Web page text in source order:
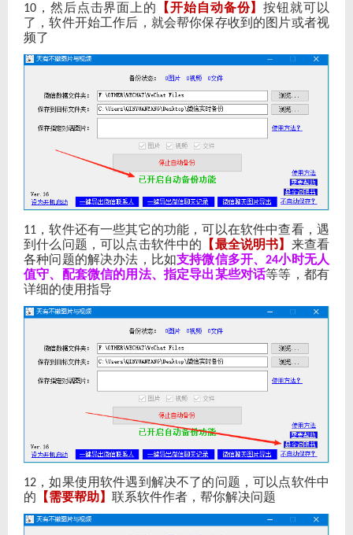
10 ，然后点击界面上的 【开始自动备份】按钮就可以
了，软件开始工作后，就会帮你保存收到的图片或者视
频了
11 ，软件还有一些其它的功能，可以在软件中查看，遇
到什么问题，可以点击软件中的 【最全说明书】 来查看
各种问题的解决办法，比如支持微信多开、24小时无人
值守、配套微信的用法、指定导出某些对话等等，都有
详细的使用指导
12 ，如果使用软件遇到解决不了的问题，可以点软件中
的 【需要帮助】 联系软件作者，帮你解决问题